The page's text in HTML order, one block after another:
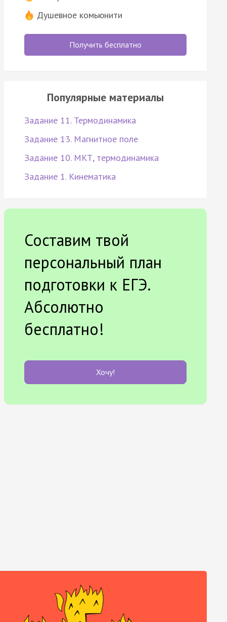
Душевное комьюнити
Получить бесплатно
Популярные материалы
Задание 11. Термодинамика
Задание 13. Магнитное поле
Задание 10. МКТ, термодинамика
Задание 1. Кинематика
Составим твой
персональный план
подготовки к ЕГЭ.
Абсолютно
бесплатно!
Хочу!